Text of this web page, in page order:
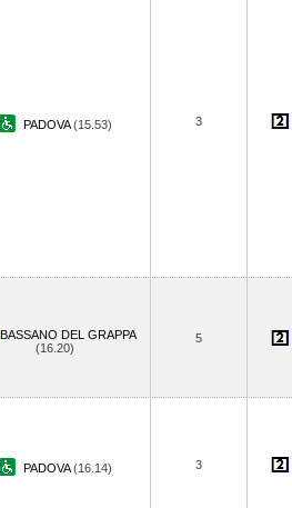
PADOVA(15.53) 3
BASSANO DEL GRAPPA
(16.20)
5
PADOVA(16.14) 3